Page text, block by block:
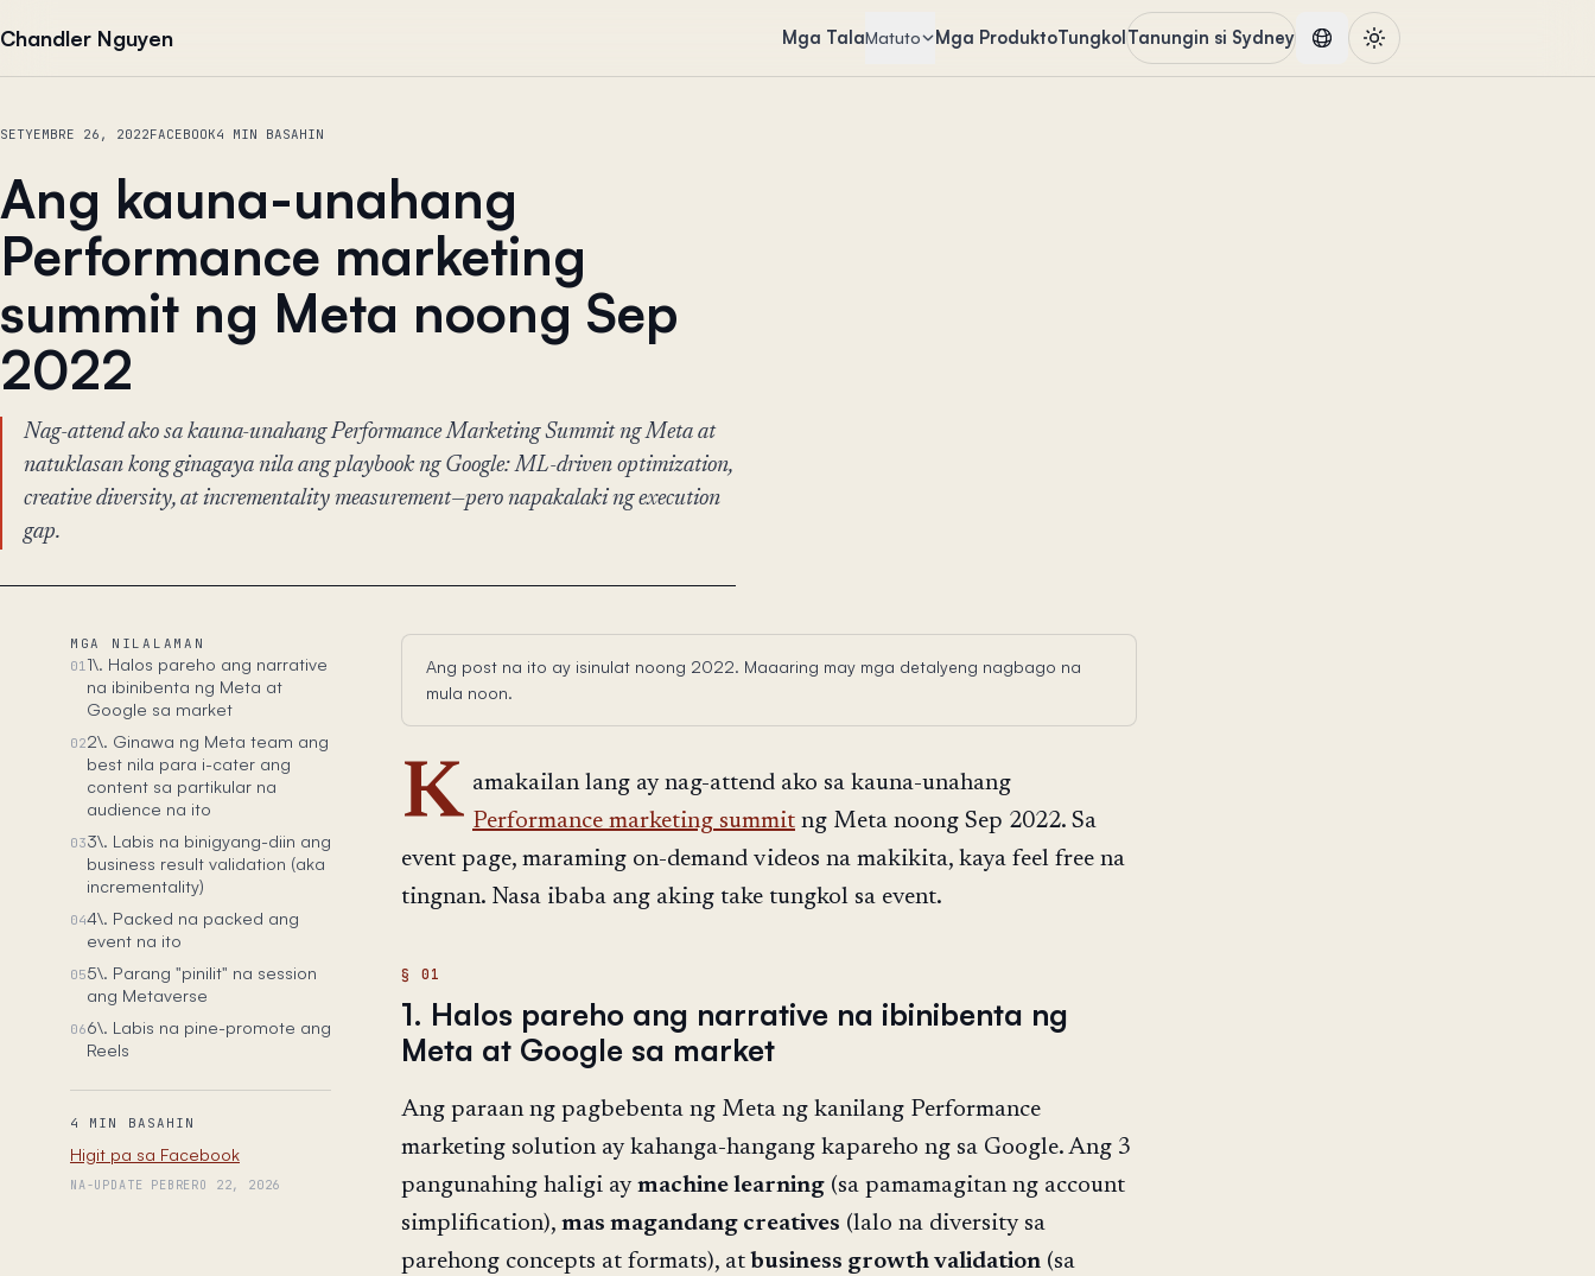
Chandler Nguyen Mga TalaMatuto Mga ProduktoTungkolTanungin si Sydney
SETYEMBRE 26, 2022FACEBOOK4 MIN BASAHIN
Ang kauna-unahang
Performance marketing
summit ng Meta noong Sep
2022
Nag-attend ako sa kauna-unahang Performance Marketing Summit ng Meta at
natuklasan kong ginagaya nila ang playbook ng Google: ML-driven optimization,
creative diversity, at incrementality measurement—pero napakalaki ng execution
gap.
MGA NILALAMAN
011\. Halos pareho ang narrative
na ibinibenta ng Meta at
Google sa market
022\. Ginawa ng Meta team ang
best nila para i-cater ang
content sa partikular na
audience na ito
033\. Labis na binigyang-diin ang
business result validation (aka
incrementality)
044\. Packed na packed ang
event na ito
055\. Parang "pinilit" na session
ang Metaverse
066\. Labis na pine-promote ang
Reels
4 MIN BASAHIN
Higit pa sa Facebook
NA-UPDATE PEBRERO 22, 2026
Ang post na ito ay isinulat noong 2022. Maaaring may mga detalyeng nagbago na
mula noon.
K amakailan lang ay nag-attend ako sa kauna-unahang
Performance marketing summit ng Meta noong Sep 2022. Sa
event page, maraming on-demand videos na makikita, kaya feel free na
tingnan. Nasa ibaba ang aking take tungkol sa event.
1. Halos pareho ang narrative na ibinibenta ng
Meta at Google sa market
Ang paraan ng pagbebenta ng Meta ng kanilang Performance
marketing solution ay kahanga-hangang kapareho ng sa Google. Ang 3
pangunahing haligi ay machine learning (sa pamamagitan ng account
simplification), mas magandang creatives (lalo na diversity sa
parehong concepts at formats), at business growth validation (sa